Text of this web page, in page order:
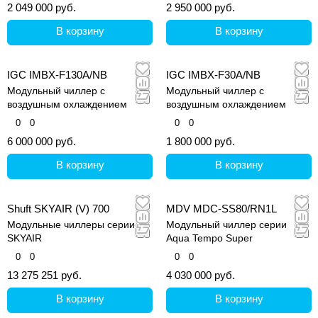
2 049 000 руб.
В корзину
2 950 000 руб.
В корзину
IGC IMBX-F130A/NB
Модульный чиллер c
воздушным охлаждением
0 0
6 000 000 руб.
В корзину
IGC IMBX-F30A/NB
Модульный чиллер c
воздушным охлаждением
0 0
1 800 000 руб.
В корзину
Shuft SKYAIR (V) 700
Модульные чиллеры серии
SKYAIR
0 0
13 275 251 руб.
В корзину
MDV MDC-SS80/RN1L
Модульный чиллер серии
Aqua Tempo Super
0 0
4 030 000 руб.
В корзину